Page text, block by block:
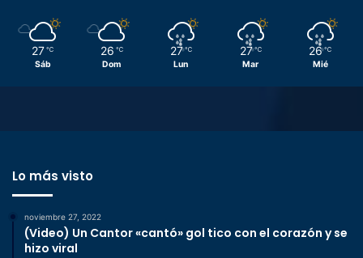
27 ℃
Sáb
26 ℃
Dom
27 ℃
Lun
27 ℃
Mar
26 ℃
Mié
Lo más visto
noviembre 27, 2022
(Video) Un Cantor «cantó» gol tico con el corazón y se
hizo viral